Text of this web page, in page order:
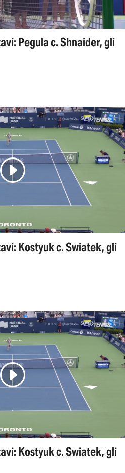
Pegula c. Shnaider, gli
Kostyuk c. Swiatek, gli
Kostyuk c. Swiatek, gli